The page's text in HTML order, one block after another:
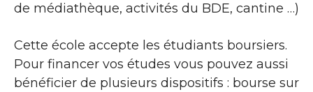
de médiathèque, activités du BDE, cantine …)
Cette école accepte les étudiants boursiers.
Pour financer vos études vous pouvez aussi
bénéficier de plusieurs dispositifs : bourse sur